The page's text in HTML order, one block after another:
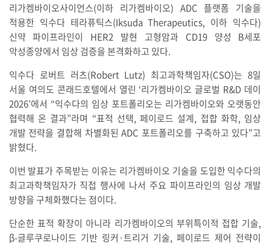
리가켐바이오사이언스(이하 리가켐바이오) ADC 플랫폼 기술을
적용한 익수다 테라퓨틱스(Iksuda Therapeutics, 이하 익수다)
신약 파이프라인이 HER2 발현 고형암과 CD19 양성 B세포
악성종양에서 임상 검증을 본격화하고 있다.
익수다 로버트 러츠(Robert Lutz) 최고과학책임자(CSO)는 8일
서울 여의도 콘래드호텔에서 열린 ‘리가켐바이오 글로벌 R&D 데이
2026’에서 “익수다의 임상 포트폴리오는 리가켐바이오와 오랫동안
협력해 온 결과”라며 “표적 선택, 페이로드 설계, 접합 화학, 임상
개발 전략을 결합해 차별화된 ADC 포트폴리오를 구축하고 있다”고
밝혔다.
이번 발표가 주목받는 이유는 리가켐바이오 기술을 도입한 익수다의
최고과학책임자가 직접 행사에 나서 주요 파이프라인의 임상 개발
방향을 구체화했다는 점이다.
단순한 표적 확장이 아니라 리가켐바이오의 부위특이적 접합 기술,
β-글루쿠로나이드 기반 링커·트리거 기술, 페이로드 제어 전략이